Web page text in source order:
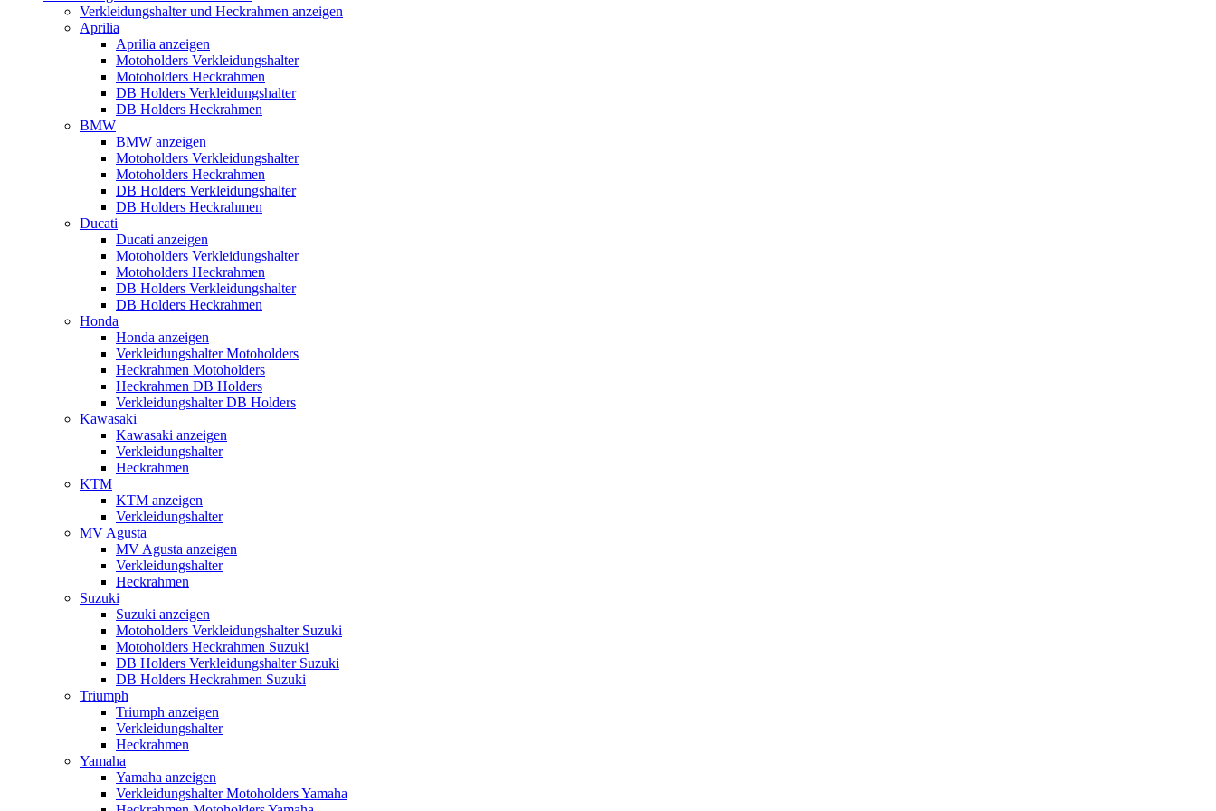
Verkleidungshalter und Heckrahmen anzeigen
Aprilia
Aprilia anzeigen
Motoholders Verkleidungshalter
Motoholders Heckrahmen
DB Holders Verkleidungshalter
DB Holders Heckrahmen
BMW
BMW anzeigen
Motoholders Verkleidungshalter
Motoholders Heckrahmen
DB Holders Verkleidungshalter
DB Holders Heckrahmen
Ducati
Ducati anzeigen
Motoholders Verkleidungshalter
Motoholders Heckrahmen
DB Holders Verkleidungshalter
DB Holders Heckrahmen
Honda
Honda anzeigen
Verkleidungshalter Motoholders
Heckrahmen Motoholders
Heckrahmen DB Holders
Verkleidungshalter DB Holders
Kawasaki
Kawasaki anzeigen
Verkleidungshalter
Heckrahmen
KTM
KTM anzeigen
Verkleidungshalter
MV Agusta
MV Agusta anzeigen
Verkleidungshalter
Heckrahmen
Suzuki
Suzuki anzeigen
Motoholders Verkleidungshalter Suzuki
Motoholders Heckrahmen Suzuki
DB Holders Verkleidungshalter Suzuki
DB Holders Heckrahmen Suzuki
Triumph
Triumph anzeigen
Verkleidungshalter
Heckrahmen
Yamaha
Yamaha anzeigen
Verkleidungshalter Motoholders Yamaha